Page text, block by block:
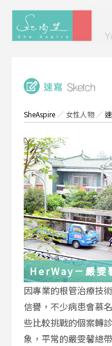
SheAspire ／ 女性人物／
HerWay－嚴雯
小確幸
因專業的根管治療技
信譽，不少病患會慕
些比較挑戰的個案轉
象，平常的嚴雯馨總